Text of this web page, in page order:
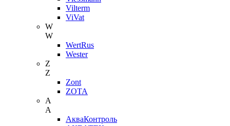
Vilterm
ViVat
W
W
WertRus
Wester
Z
Z
Zont
ZOTA
А
А
АкваКонтроль